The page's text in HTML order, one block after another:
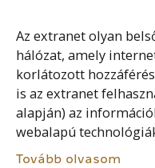
Az extranet olyan
hálózat, amely
korlátozott
is az extranet
alapján) az
webalapú
Tovább olvasom